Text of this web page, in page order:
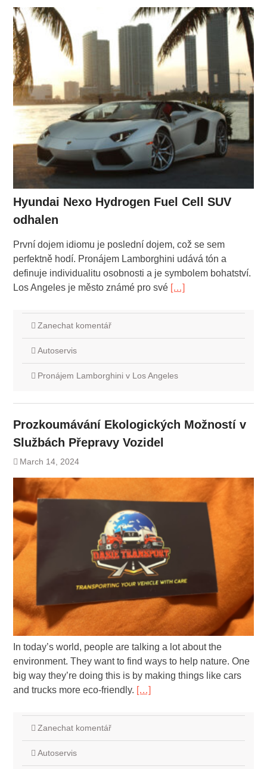
Hyundai Nexo Hydrogen Fuel Cell SUV
odhalen
První dojem idiomu je poslední dojem, což se sem
perfektně hodí. Pronájem Lamborghini udává tón a
definuje individualitu osobnosti a je symbolem bohatství.
Los Angeles je město známé pro své […]
Zanechat komentář
Autoservis
Pronájem Lamborghini v Los Angeles
Prozkoumávání Ekologických Možností v
Službách Přepravy Vozidel
March 14, 2024
In today’s world, people are talking a lot about the
environment. They want to find ways to help nature. One
big way they’re doing this is by making things like cars
and trucks more eco-friendly. […]
Zanechat komentář
Autoservis